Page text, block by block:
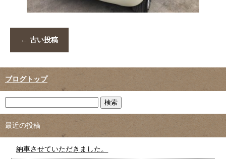
← 古い投稿
ブログトップ
最近の投稿
納車させていただきました。